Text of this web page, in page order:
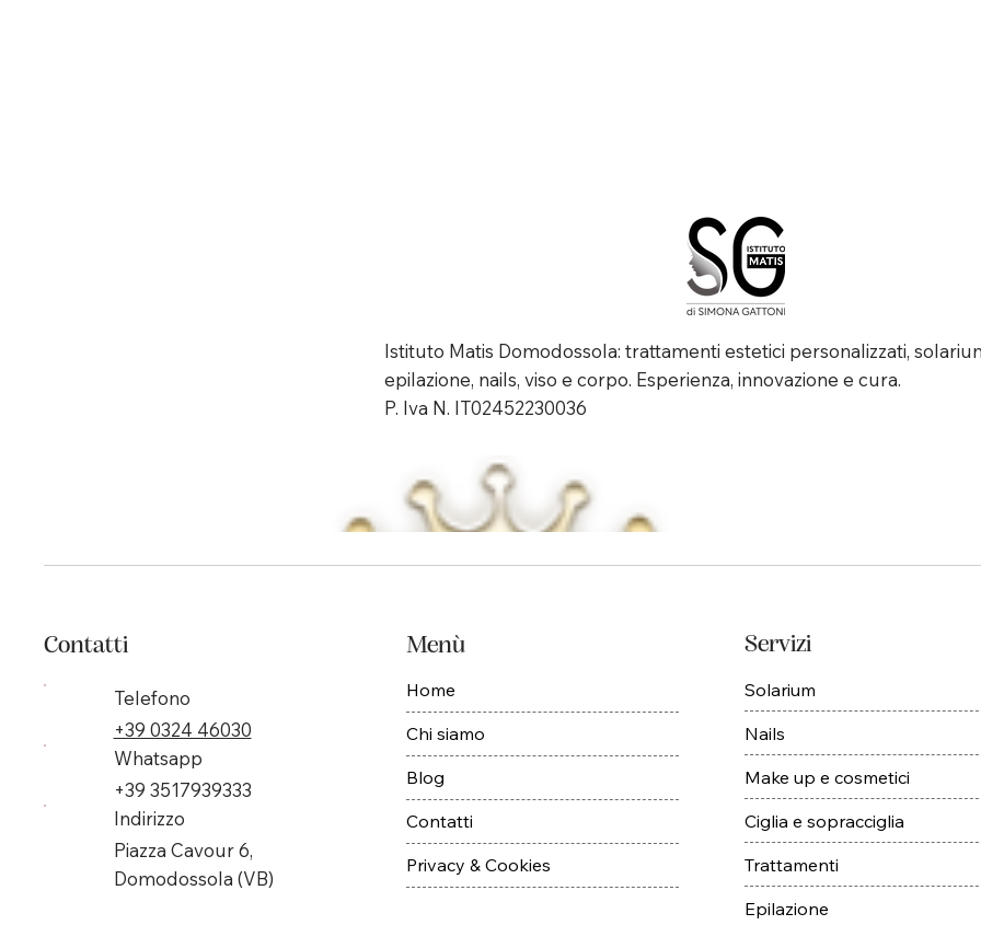
Contatti
Telefono
+39 0324 46030
Whatsapp
+39 3517939333
Indirizzo
Piazza Cavour 6,
Domodossola (VB)
Menù
Home
Chi siamo
Blog
Contatti
Privacy & Cookies
Servizi
Solarium
Nails
Make up e cosmetici
Ciglia e sopracciglia
Trattamenti
Epilazione
Istituto Matis Domodossola: trattamenti estetici personalizzati,
epilazione, nails, viso e corpo. Esperienza, innovazione e cura.
P. Iva N. IT02452230036